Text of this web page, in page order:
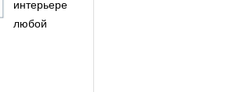
интерьере
любой